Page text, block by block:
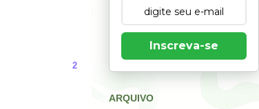
2
Inscreva-se
ARQUIVO